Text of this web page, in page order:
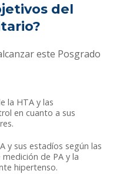
del
este Posgrado
la HTA y las
en cuanto a sus
y sus estadíos según las
de PA y la
hipertenso.